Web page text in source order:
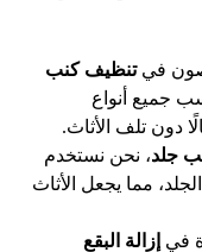
فيتنظيفكنب
جميع أنواع
دون تلف الأثاث.
جلد، نحن نستخدم
مما يجعل الأثاث
في إزالة البقع